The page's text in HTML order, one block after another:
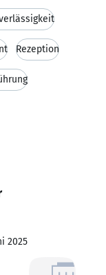
Rezeption
2025